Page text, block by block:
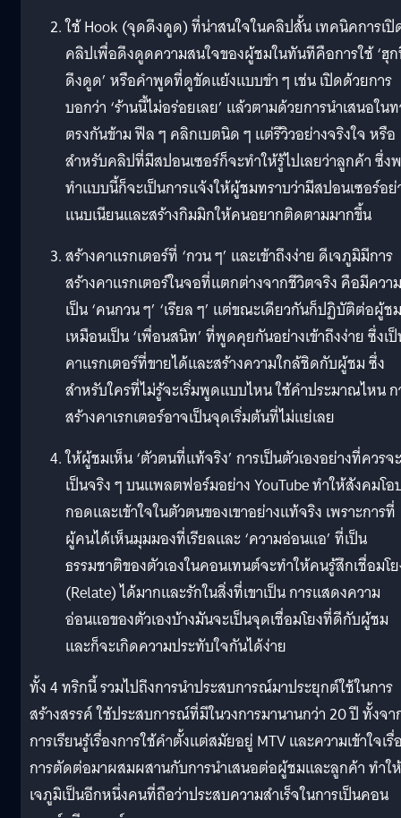
ใช้ Hook (จุดดึงดูด) ที่น่าสนใจในคลิปสั้น เทคนิคการเปิ
คลิปเพื่อดึงดูดความสนใจของผู้ชมในทันทีคือการใช้ ‘ฮุ
ดึงดูด’ หรือคำพูดที่ดูขัดแย้งแบบขำ ๆ เช่น เปิดด้วยการ
บอกว่า ‘ร้านนี้ไม่อร่อยเลย’ แล้วตามด้วยการนำเสนอใน
ตรงกันข้าม ฟีล ๆ คลิกเบตนิด ๆ แต่รีวิวอย่างจริงใจ หรือ
สำหรับคลิปที่มีสปอนเซอร์ก็จะทำให้รู้ไปเลยว่าลูกค้า ซึ่ง
ทำแบบนี้ก็จะเป็นการแจ้งให้ผู้ชมทราบว่ามีสปอนเซอร์อย่
แนบเนียนและสร้างกิมมิกให้คนอยากติดตามมากขึ้น
สร้างคาแรกเตอร์ที่ ‘กวน ๆ’ และเข้าถึงง่าย ดีเจภูมิมีการ
สร้างคาแรกเตอร์ในจอที่แตกต่างจากชีวิตจริง คือมีความ
เป็น ‘คนกวน ๆ’ ‘เรียล ๆ’ แต่ขณะเดียวกันก็ปฏิบัติต่อผู้ชม
เหมือนเป็น ‘เพื่อนสนิท’ ที่พูดคุยกันอย่างเข้าถึงง่าย ซึ่งเ
คาแรกเตอร์ที่ขายได้และสร้างความใกล้ชิดกับผู้ชม ซึ่ง
สำหรับใครที่ไม่รู้จะเริ่มพูดแบบไหน ใช้คำประมาณไหน ก
สร้างคาเรกเตอร์อาจเป็นจุดเริ่มต้นที่ไม่แย่เลย
ให้ผู้ชมเห็น ‘ตัวตนที่แท้จริง’ การเป็นตัวเองอย่างที่ควรจะ
เป็นจริง ๆ บนแพลตฟอร์มอย่าง YouTube ทำให้สังคมโอ
กอดและเข้าใจในตัวตนของเขาอย่างแท้จริง เพราะการที่
ผู้คนได้เห็นมุมมองที่เรียลและ ‘ความอ่อนแอ’ ที่เป็น
ธรรมชาติของตัวเองในคอนเทนต์จะทำให้คนรู้สึกเชื่อมโ
(Relate) ได้มากและรักในสิ่งที่เขาเป็น การแสดงความ
อ่อนแอของตัวเองบ้างมันจะเป็นจุดเชื่อมโยงที่ดีกับผู้ชม
และก็จะเกิดความประทับใจกันได้ง่าย
ทั้ง 4 ทริกนี้ รวมไปถึงการนำประสบการณ์มาประยุกต์ใช้ในการ
สร้างสรรค์ ใช้ประสบการณ์ที่มีในวงการมานานกว่า 20 ปี ทั้งจา
การเรียนรู้เรื่องการใช้คำตั้งแต่สมัยอยู่ MTV และความเข้าใจเรื่
การตัดต่อมาผสมผสานกับการนำเสนอต่อผู้ชมและลูกค้า ทำใ
เจภูมิเป็นอีกหนึ่งคนที่ถือว่าประสบความสำเร็จในการเป็นคอน